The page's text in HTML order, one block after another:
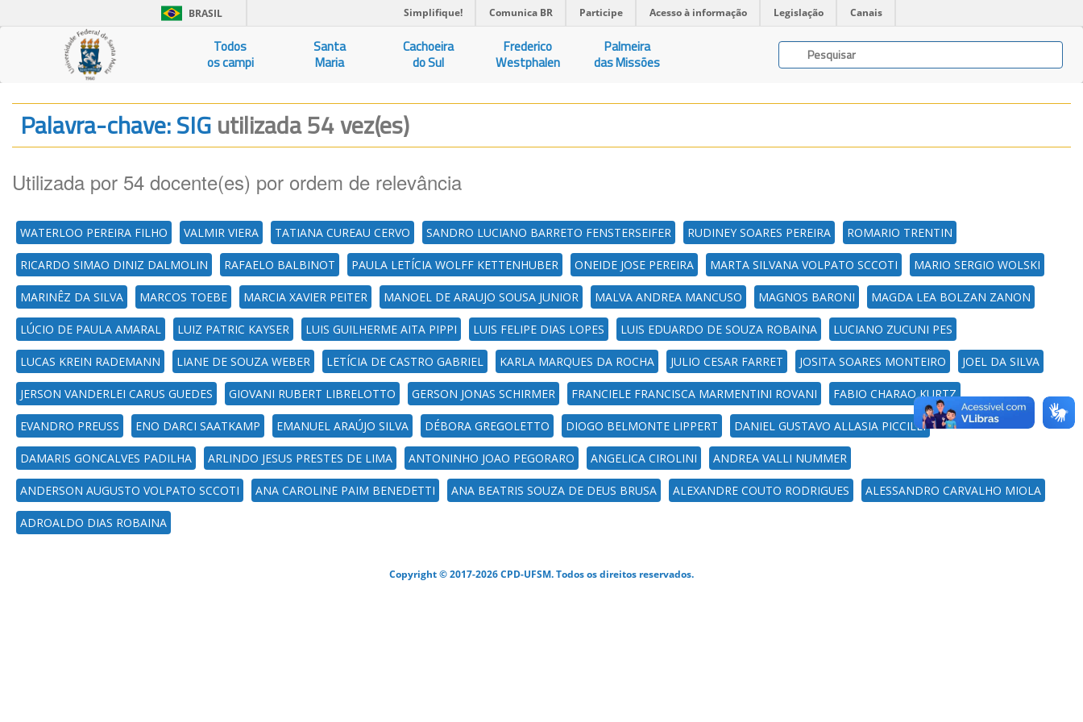
BRASIL Simplifique! Comunica BR Participe Acesso à informação Legislação Canais
Todos
os campi
Santa
Maria
Cachoeira
do Sul
Frederico
Westphalen
Palmeira
das Missões
Palavra-chave: SIGutilizada 54 vez(es)
Utilizada por 54 docente(es) por ordem de relevância
WATERLOO PEREIRA FILHO VALMIR VIERA TATIANA CUREAU CERVO SANDRO LUCIANO BARRETO FENSTERSEIFER RUDINEY SOARES PEREIRA ROMARIO TRENTIN
RICARDO SIMAO DINIZ DALMOLIN RAFAELO BALBINOT PAULA LETÍCIA WOLFF KETTENHUBER ONEIDE JOSE PEREIRA MARTA SILVANA VOLPATO SCCOTI MARIO SERGIO WOLSKI
MARINÊZ DA SILVA MARCOS TOEBE MARCIA XAVIER PEITER MANOEL DE ARAUJO SOUSA JUNIOR MALVA ANDREA MANCUSO MAGNOS BARONI MAGDA LEA BOLZAN ZANON
LÚCIO DE PAULA AMARAL LUIZ PATRIC KAYSER LUIS GUILHERME AITA PIPPI LUIS FELIPE DIAS LOPES LUIS EDUARDO DE SOUZA ROBAINA LUCIANO ZUCUNI PES
LUCAS KREIN RADEMANN LIANE DE SOUZA WEBER LETÍCIA DE CASTRO GABRIEL KARLA MARQUES DA ROCHA JULIO CESAR FARRET JOSITA SOARES MONTEIRO JOEL DA SILVA
JERSON VANDERLEI CARUS GUEDES GIOVANI RUBERT LIBRELOTTO GERSON JONAS SCHIRMER FRANCIELE FRANCISCA MARMENTINI ROVANI FABIO CHARAO KURTZ
EVANDRO PREUSS ENO DARCI SAATKAMP EMANUEL ARAÚJO SILVA DÉBORA GREGOLETTO DIOGO BELMONTE LIPPERT DANIEL GUSTAVO ALLASIA PICCILLI
DAMARIS GONCALVES PADILHA ARLINDO JESUS PRESTES DE LIMA ANTONINHO JOAO PEGORARO ANGELICA CIROLINI ANDREA VALLI NUMMER
ANDERSON AUGUSTO VOLPATO SCCOTI ANA CAROLINE PAIM BENEDETTI ANA BEATRIS SOUZA DE DEUS BRUSA ALEXANDRE COUTO RODRIGUES ALESSANDRO CARVALHO MIOLA
ADROALDO DIAS ROBAINA
Copyright © 2017-2026 CPD-UFSM. Todos os direitos reservados.